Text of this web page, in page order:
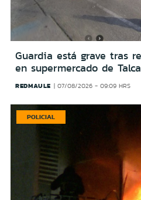
Guardia está grave tras
en supermercado de Talca
REDMAULE 07/08/2026 - 09:09 HRS
POLICIAL